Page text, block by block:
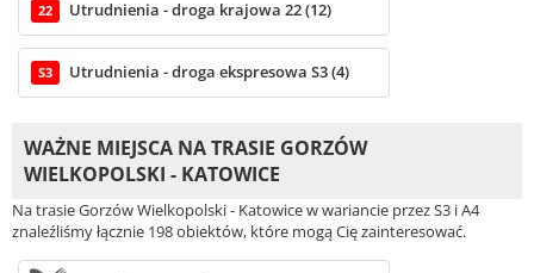
22 Utrudnienia - droga krajowa 22 (12)
S3 Utrudnienia - droga ekspresowa S3 (4)
WAŻNE MIEJSCA NA TRASIE GORZÓW
WIELKOPOLSKI - KATOWICE
Na trasie Gorzów Wielkopolski - Katowice w wariancie przez S3 i A4
znaleźliśmy łącznie 198 obiektów, które mogą Cię zainteresować.